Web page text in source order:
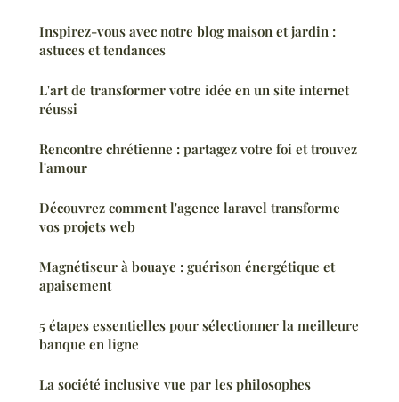
Inspirez-vous avec notre blog maison et jardin :
astuces et tendances
L'art de transformer votre idée en un site internet
réussi
Rencontre chrétienne : partagez votre foi et trouvez
l'amour
Découvrez comment l'agence laravel transforme
vos projets web
Magnétiseur à bouaye : guérison énergétique et
apaisement
5 étapes essentielles pour sélectionner la meilleure
banque en ligne
La société inclusive vue par les philosophes